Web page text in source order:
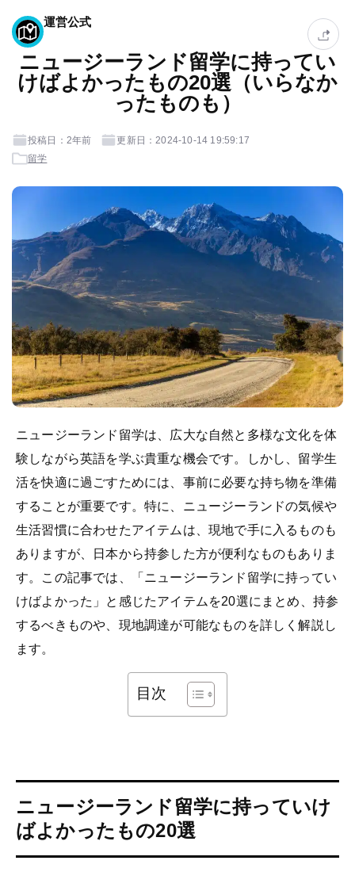
運営公式
ニュージーランド留学に持ってい
けばよかったもの20選（いらなか
ったものも）
投稿日：2年前
更新日：2024-10-14 19:59:17
留学
ニュージーランド留学は、広大な自然と多様な文化を体
験しながら英語を学ぶ貴重な機会です。しかし、留学生
活を快適に過ごすためには、事前に必要な持ち物を準備
することが重要です。特に、ニュージーランドの気候や
生活習慣に合わせたアイテムは、現地で手に入るものも
ありますが、日本から持参した方が便利なものもありま
す。この記事では、「ニュージーランド留学に持ってい
けばよかった」と感じたアイテムを20選にまとめ、持参
するべきものや、現地調達が可能なものを詳しく解説し
ます。
目次
ニュージーランド留学に持っていけ
ばよかったもの20選